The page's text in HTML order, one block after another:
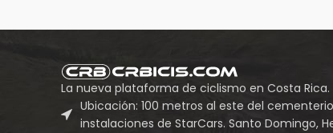
La nueva plataforma de ciclismo en Costa Rica.
Ubicación: 100 metros al este del
instalaciones de StarCars. Santo Domingo,